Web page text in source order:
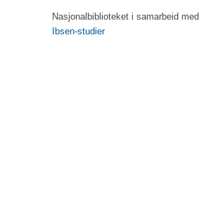
Nasjonalbiblioteket i samarbeid med
Ibsen-studier